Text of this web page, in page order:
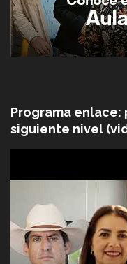
Programa enlace:
siguiente nivel